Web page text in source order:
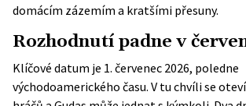
domácím zázemím a kratšími přesuny.
Rozhodnutí padne v
Klíčové datum je 1. červenec 2026, poledne
východoamerického času. V tu chvíli se